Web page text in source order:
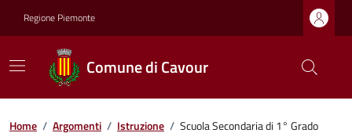
Regione Piemonte
Comune di Cavour
Home / Argomenti / Istruzione / Scuola Secondaria di 1° Grado